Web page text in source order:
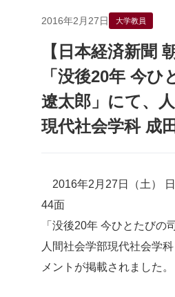
2016年2月27日 大学教員
【日本経済新聞
「没後20年 今ひ
遼太郎」にて、
現代社会学科 成
2016年2月27日（土）
44面
「没後20年 今ひとたびの
人間社会学部現代社会学
メントが掲載されました。